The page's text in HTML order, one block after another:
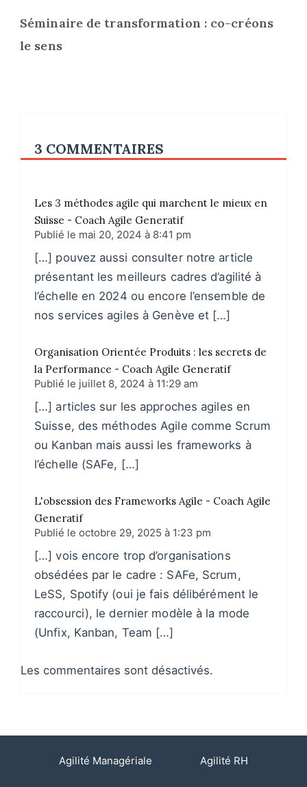
Séminaire de transformation : co-créons
le sens
3 COMMENTAIRES
Les 3 méthodes agile qui marchent le mieux en
Suisse - Coach Agile Generatif
Publié le mai 20, 2024 à 8:41 pm
[…] pouvez aussi consulter notre article
présentant les meilleurs cadres d’agilité à
l’échelle en 2024 ou encore l’ensemble de
nos services agiles à Genève et […]
Organisation Orientée Produits : les secrets de
la Performance - Coach Agile Generatif
Publié le juillet 8, 2024 à 11:29 am
[…] articles sur les approches agiles en
Suisse, des méthodes Agile comme Scrum
ou Kanban mais aussi les frameworks à
l’échelle (SAFe, […]
L'obsession des Frameworks Agile - Coach Agile
Generatif
Publié le octobre 29, 2025 à 1:23 pm
[…] vois encore trop d’organisations
obsédées par le cadre : SAFe, Scrum,
LeSS, Spotify (oui je fais délibérément le
raccourci), le dernier modèle à la mode
(Unfix, Kanban, Team […]
Les commentaires sont désactivés.
Agilité Managériale Agilité RH